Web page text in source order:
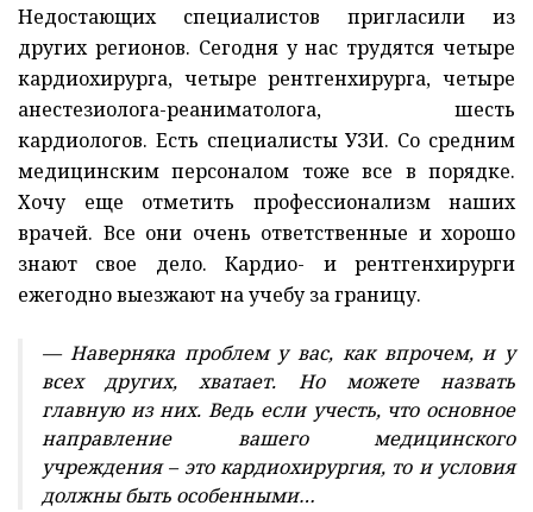
Недостающих специалистов пригласили из
других регионов. Сегодня у нас трудятся четыре
кардиохирурга, четыре рентгенхирурга, четыре
анестезиолога-реаниматолога, шесть
кардиологов. Есть специалисты УЗИ. Со средним
медицинским персоналом тоже все в порядке.
Хочу еще отметить профессионализм наших
врачей. Все они очень ответственные и хорошо
знают свое дело. Кардио- и рентгенхирурги
ежегодно выезжают на учебу за границу.
— Наверняка проблем у вас, как впрочем, и у
всех других, хватает. Но можете назвать
главную из них. Ведь если учесть, что основное
направление вашего медицинского
учреждения – это кардиохирургия, то и условия
должны быть особенными…